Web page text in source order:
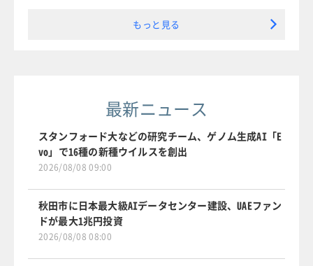
もっと見る
最新ニュース
スタンフォード大などの研究チーム、ゲノム生成AI「E
vo」で16種の新種ウイルスを創出
2026/08/08 09:00
秋田市に日本最大級AIデータセンター建設、UAEファン
ドが最大1兆円投資
2026/08/08 08:00